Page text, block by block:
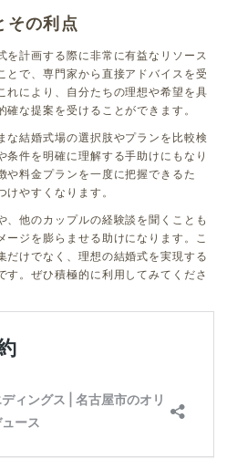
その利点
を計画する際に非常に有益なリソース
とで、専門家から直接アドバイスを受
れにより、自分たちの理想や希望を具
な提案を受けることができます。
な結婚式場の選択肢やプランを比較検
条件を明確に理解する手助けにもなり
や料金プランを一度に把握できるた
やすくなります。
、他のカップルの経験談を聞くことも
ージを膨らませる助けになります。こ
だけでなく、理想の結婚式を実現する
す。ぜひ積極的に利用してみてくださ